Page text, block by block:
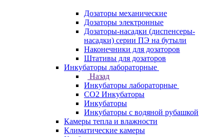
Дозаторы механические
Дозаторы электронные
Дозаторы-насадки (диспенсеры-
насадки) серии ПЭ на бутыли
Наконечники для дозаторов
Штативы для дозаторов
Инкубаторы лабораторные
Назад
Инкубаторы лабораторные
CO2 Инкубаторы
Инкубаторы
Инкубаторы с водяной рубашкой
Камеры тепла и влажности
Климатические камеры